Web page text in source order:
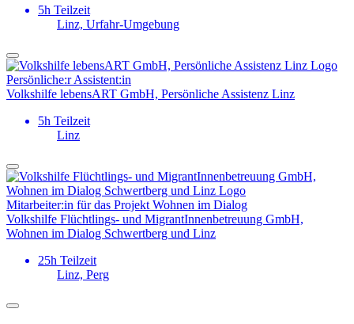
5h Teilzeit
Linz, Urfahr-Umgebung
Persönliche:r Assistent:in
Volkshilfe lebensART GmbH, Persönliche Assistenz Linz
5h Teilzeit
Linz
Mitarbeiter:in für das Projekt Wohnen im Dialog
Volkshilfe Flüchtlings- und MigrantInnenbetreuung GmbH,
Wohnen im Dialog Schwertberg und Linz
25h Teilzeit
Linz, Perg